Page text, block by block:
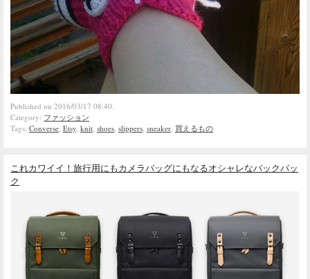
Published on 2016/03/17 08:40.
Category: ファッション
Tags: Converse, Etsy, knit, shoes, slippers, sneaker, 買えるもの
これカワイイ！旅行用にもカメラバッグにもなるオシャレなバックパッ
ク